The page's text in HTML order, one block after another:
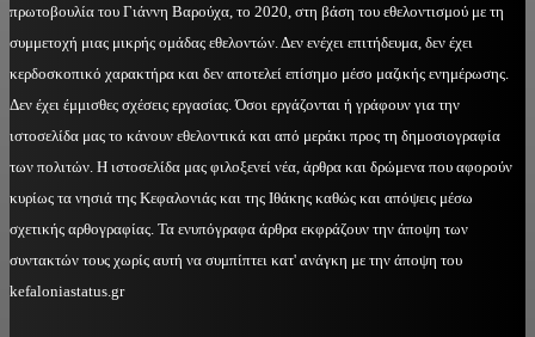
πρωτοβουλία του Γιάννη Βαρούχα, το 2020, στη βάση του εθελοντισμού με τη
συμμετοχή μιας μικρής ομάδας εθελοντών. Δεν ενέχει επιτήδευμα, δεν έχει
κερδοσκοπικό χαρακτήρα και δεν αποτελεί επίσημο μέσο μαζικής ενημέρωσης.
Δεν έχει έμμισθες σχέσεις εργασίας. Όσοι εργάζονται ή γράφουν για την
ιστοσελίδα μας το κάνουν εθελοντικά και από μεράκι προς τη δημοσιογραφία
των πολιτών. Η ιστοσελίδα μας φιλοξενεί νέα, άρθρα και δρώμενα που αφορούν
κυρίως τα νησιά της Κεφαλονιάς και της Ιθάκης καθώς και απόψεις μέσω
σχετικής αρθογραφίας. Τα ενυπόγραφα άρθρα εκφράζουν την άποψη των
συντακτών τους χωρίς αυτή να συμπίπτει κατ' ανάγκη με την άποψη του
kefaloniastatus.gr